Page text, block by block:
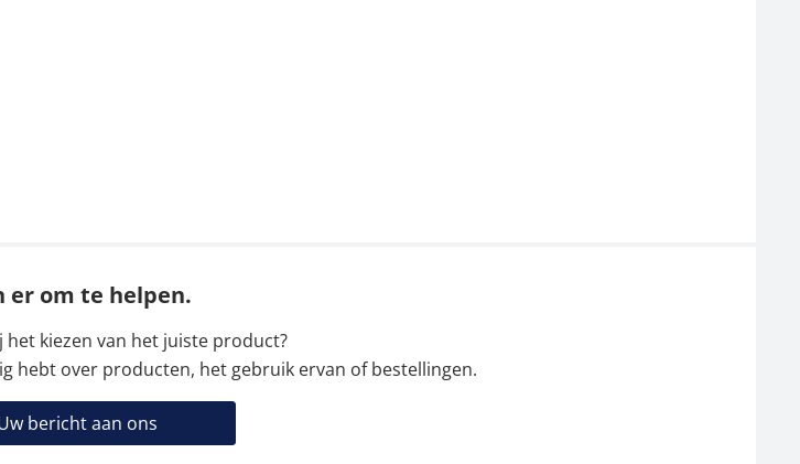
er om te helpen.
het kiezen van het juiste product?
hebt over producten, het gebruik ervan of bestellingen.
bericht aan ons